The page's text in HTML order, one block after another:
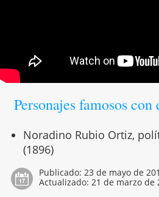
Personajes famosos
Noradino Rubio Ortiz,
(1896)
Publicado: 23 de mayo de
Actualizado: 21 de marzo de